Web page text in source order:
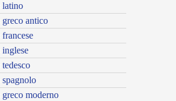
latino
antico
moderno